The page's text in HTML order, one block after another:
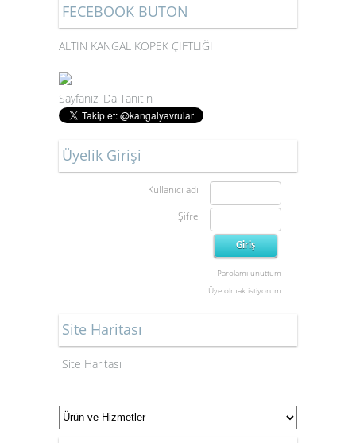
FECEBOOK BUTON
ALTIN KANGAL KÖPEK ÇİFTLİĞİ
Sayfanızı Da Tanıtın
Üyelik Girişi
Kullanıcı adı
Şifre
Parolamı unuttum
Üye olmak istiyorum
Site Haritası
Site Haritası